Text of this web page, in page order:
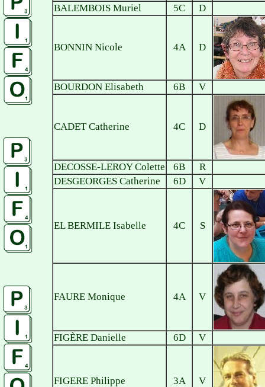
BALEMBOIS Muriel
5C D
BONNIN Nicole 4A D
BOURDON Elisabeth 6B V
CADET Catherine 4C D
DECOSSE-LEROY Colette 6B
R
DESGEORGES Catherine
6D V
EL BERMILE Isabelle 4C S
FAURE Monique 4A V
FIGÈRE Danielle 6D V
FIGERE Philippe 3A V